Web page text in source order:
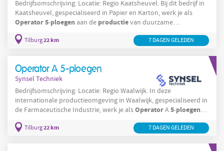
Bedrijfsomschrijving: Locatie: Regio Kaatsheuvel. Bij dit bedrijf in
Kaatsheuvel, gespecialiseerd in Papier en Karton, werk je als
Operator5-ploegen aan de productievan duurzame
karton verwerken tot verpakkingsoplossingen voor diverse
Tilburg22 km 7 DAGEN GELEDEN
Operator A 5-ploegen
Synsel Techniek
Bedrijfsomschrijving: Locatie: Regio Waalwijk. In deze
internationale productieomgeving in Waalwijk, gespecialiseerd in
de Farmaceutische Industrie, werk je alsOperatorA5-ploegen
werkt in een steriele omgeving waar je verantwoordelijk bent
Tilburg22 km 7 DAGEN GELEDEN